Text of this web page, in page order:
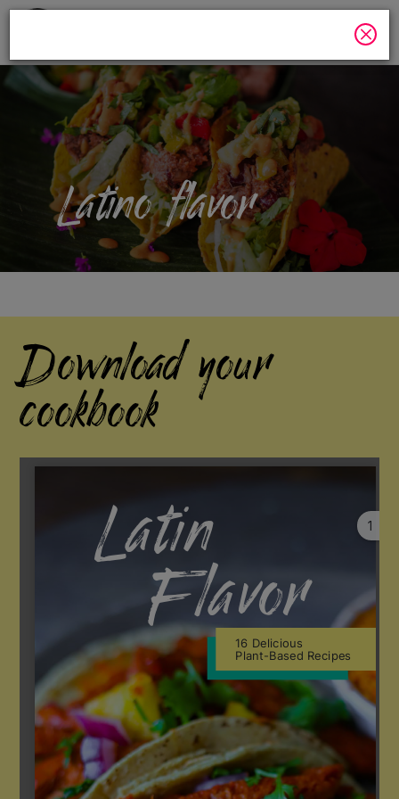
Menú
Latino flavor
Download your
cookbook
1